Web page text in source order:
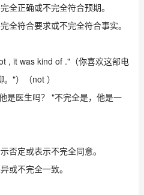
全正确或不完全符合预期。
全符合要求或不完全符合事实。
, it was kind of ."（你喜欢这部电
"）（not ）
是医生吗？ "不完全是，他是一
否定或表示不完全同意。
或不完全一致。